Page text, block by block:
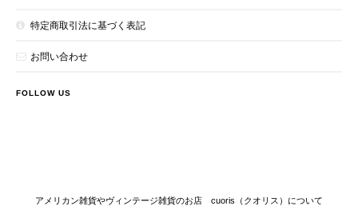
特定商取引法に基づく表記
お問い合わせ
FOLLOW US
アメリカン雑貨やヴィンテージ雑貨のお店 cuoris（クオリス）について